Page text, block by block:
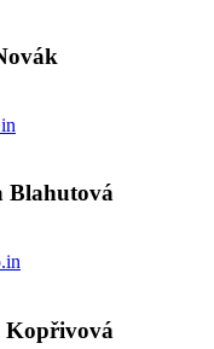
Blahutová
Kopřivová